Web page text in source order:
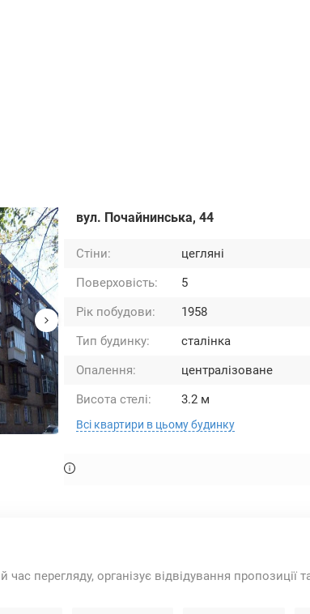
вул. Почайнинська, 44
Стіни:
цегляні
Поверховість:
5
Рік побудови:
1958
Тип будинку:
сталінка
Опалення:
централізоване
Висота стелі:
3.2 м
Всі квартири в цьому будинку
перегляду, організує відвідування пропозиції